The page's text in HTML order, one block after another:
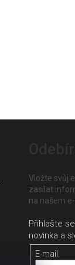
Vložte svůj
zasílat
na našem
E-mail